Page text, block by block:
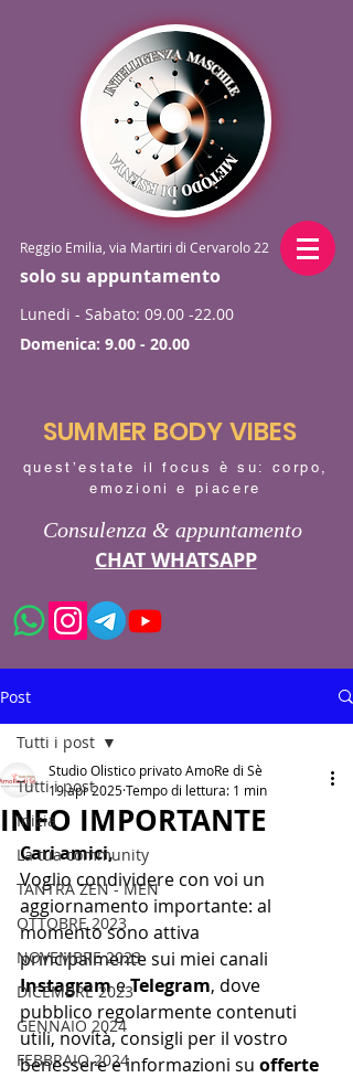
Lunedi - Sabato: 09.00 -22.00
Domenica: 9.00 - 20.00
Reggio Emilia, via Martiri di Cervarolo 22
solo su appuntamento
SUMMER BODY VIBES
quest’estate il focus è su: corpo,
emozioni e piacere
Consulenza & appuntamento
CHAT WHATSAPP
Post
Tutti i post
Inizia
La tua community
TANTRA ZEN - MEN
OTTOBRE 2023
NOVEMBRE 2023
DICEMBRE 2023
GENNAIO 2024
FEBBRAIO 2024
Tutti i post
INFO IMPORTANTE
Studio Olistico privato AmoRe di Sè
19 apr 2025Tempo di lettura: 1 min
Cari amici,
Voglio condividere con voi un
aggiornamento importante: al
momento sono attiva
principalmente sui miei canali
Instagram e Telegram, dove
pubblico regolarmente contenuti
utili, novità, consigli per il vostro
benessere e informazioni su offerte